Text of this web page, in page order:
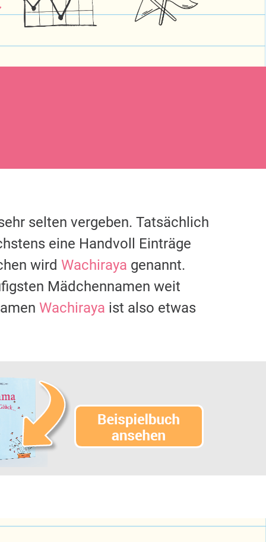
selten vergeben. Tatsächlich
eine Handvoll Einträge
wird Wachiraya genannt.
Mädchennamen weit
Wachiraya ist also etwas